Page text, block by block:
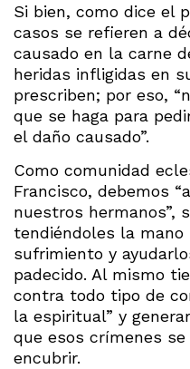
Si bien, como dice el
casos se refieren a
causado en la carne
heridas infligidas en
prescriben; por eso,
que se haga para
el daño causado”.
Como comunidad
Francisco, debemos
nuestros hermanos”,
tendiéndoles la
sufrimiento y
padecido. Al mismo
contra todo tipo de
la espiritual” y
que esos crímenes
encubrir.